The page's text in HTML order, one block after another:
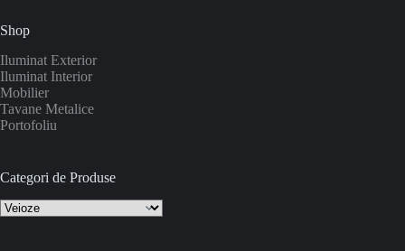
Shop
Iluminat Exterior
Iluminat Interior
Mobilier
Tavane Metalice
Portofoliu
Categori de Produse